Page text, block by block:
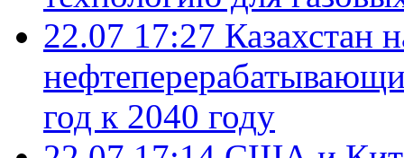
22.07 17:27 Казахстан
год к 2040 году